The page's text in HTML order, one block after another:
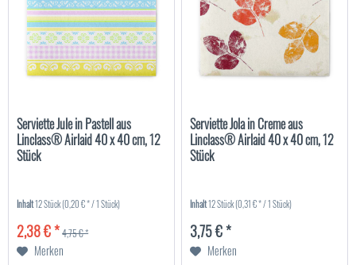
Serviette Jule in Pastell aus
Linclass® Airlaid 40 x 40 cm, 12
Stück
Inhalt12 Stück(0,20 € * / 1 Stück)
2,38 € *4,75 € *
Merken
Serviette Jola in Creme aus
Linclass® Airlaid 40 x 40 cm, 12
Stück
Inhalt12 Stück(0,31 € * / 1 Stück)
3,75 € *
Merken